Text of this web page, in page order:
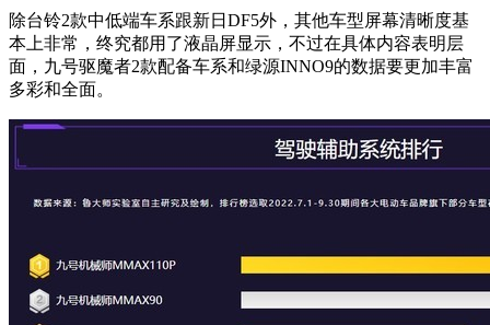
除台铃2款中低端车系跟新日DF5外，其他车型屏幕清晰度基
本上非常，终究都用了液晶屏显示，不过在具体内容表明层
面，九号驱魔者2款配备车系和绿源INNO9的数据要更加丰富
多彩和全面。